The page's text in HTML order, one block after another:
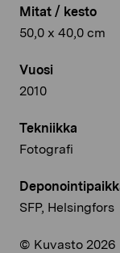
Mitat / kesto
50,0 x 40,0 cm
Vuosi
2010
Tekniikka
Fotografi
SFP, Helsingfors
© Kuvasto 2026